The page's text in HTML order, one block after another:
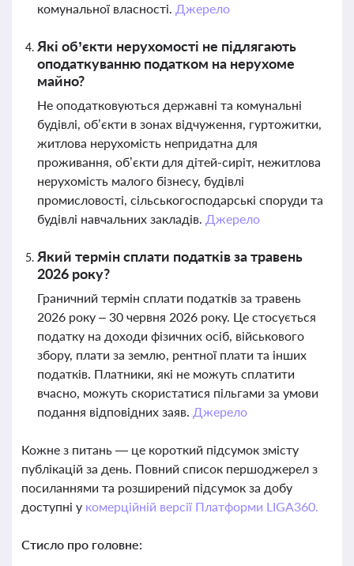
комунальної власності. Джерело
Які об’єкти нерухомості не підлягають
оподаткуванню податком на нерухоме
майно?
Не оподатковуються державні та комунальні
будівлі, об’єкти в зонах відчуження, гуртожитки,
житлова нерухомість непридатна для
проживання, об’єкти для дітей-сиріт, нежитлова
нерухомість малого бізнесу, будівлі
промисловості, сільськогосподарські споруди та
будівлі навчальних закладів. Джерело
Який термін сплати податків за травень
2026 року?
Граничний термін сплати податків за травень
2026 року – 30 червня 2026 року. Це стосується
податку на доходи фізичних осіб, військового
збору, плати за землю, рентної плати та інших
податків. Платники, які не можуть сплатити
вчасно, можуть скористатися пільгами за умови
подання відповідних заяв. Джерело
Кожне з питань — це короткий підсумок змісту
публікацій за день. Повний список першоджерел з
посиланнями та розширений підсумок за добу
доступні у комерційній версії Платформи LIGA360.
Стисло про головне: